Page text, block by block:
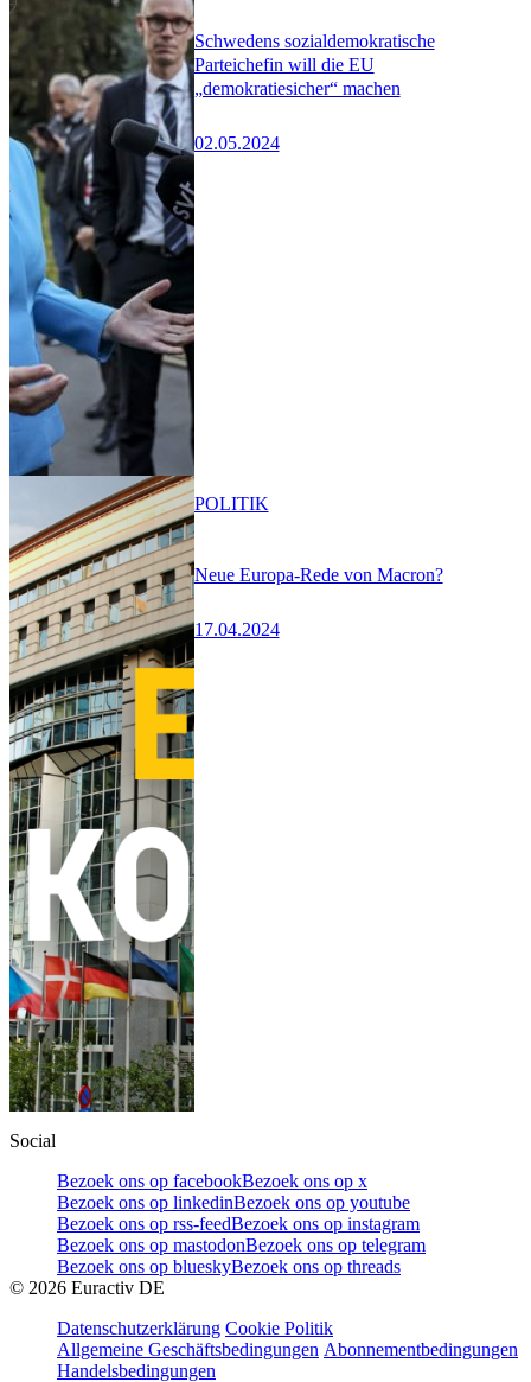
Schwedens sozialdemokratische
Parteichefin will die EU
„demokratiesicher“ machen
02.05.2024
Neue Europa-Rede von Macron?
17.04.2024
POLITIK
Social
Bezoek ons op facebookBezoek ons op x
Bezoek ons op linkedinBezoek ons op youtube
Bezoek ons op rss-feedBezoek ons op instagram
Bezoek ons op mastodonBezoek ons op telegram
Bezoek ons op blueskyBezoek ons op threads
© 2026 Euractiv DE
Datenschutzerklärung Cookie Politik
Allgemeine Geschäftsbedingungen Abonnementbedingungen
Handelsbedingungen